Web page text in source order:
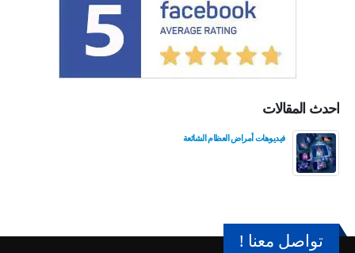
احدث المقالات
فيديوهات أمراض العظام الشائعة
تواصل معنا !